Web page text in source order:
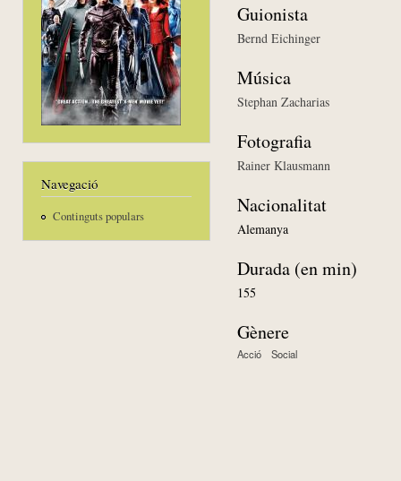
Navegació
Continguts populars
Guionista
Bernd Eichinger
Música
Stephan Zacharias
Fotografia
Rainer Klausmann
Nacionalitat
Alemanya
Durada (en min)
155
Gènere
Acció Social